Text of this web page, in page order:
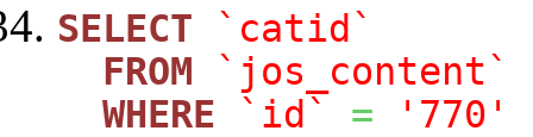
SELECT
`catid`
FROM
`jos_content`
WHERE
`id` =
'770'